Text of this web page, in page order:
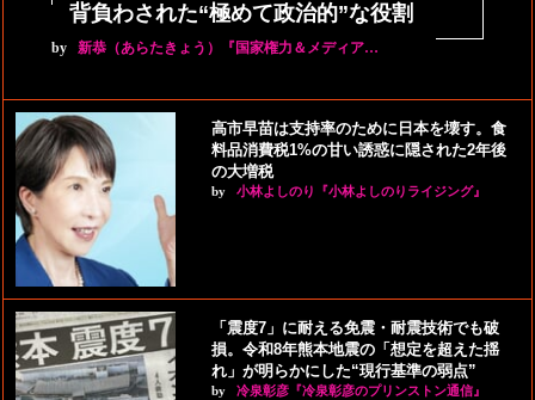
背負わされた“極めて政治的”な役割
by 新恭（あらたきょう）『国家権力＆メディア…
高市早苗は支持率のために日本を壊す。食
料品消費税1%の甘い誘惑に隠された2年後
の大増税
by 小林よしのり『小林よしのりライジング』
「震度7」に耐える免震・耐震技術でも破
損。令和8年熊本地震の「想定を超えた揺
れ」が明らかにした“現行基準の弱点”
by 冷泉彰彦『冷泉彰彦のプリンストン通信』